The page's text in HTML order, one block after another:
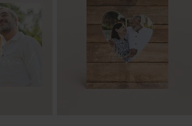
Pot en verre fête instant thé à offrir